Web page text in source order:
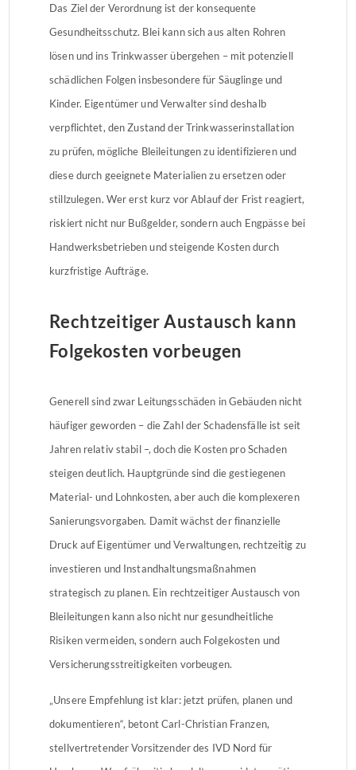
Das Ziel der Verordnung ist der konsequente
Gesundheitsschutz. Blei kann sich aus alten Rohren
lösen und ins Trinkwasser übergehen – mit potenziell
schädlichen Folgen insbesondere für Säuglinge und
Kinder. Eigentümer und Verwalter sind deshalb
verpflichtet, den Zustand der Trinkwasserinstallation
zu prüfen, mögliche Bleileitungen zu identifizieren und
diese durch geeignete Materialien zu ersetzen oder
stillzulegen. Wer erst kurz vor Ablauf der Frist reagiert,
riskiert nicht nur Bußgelder, sondern auch Engpässe bei
Handwerksbetrieben und steigende Kosten durch
kurzfristige Aufträge.
Rechtzeitiger Austausch kann
Folgekosten vorbeugen
Generell sind zwar Leitungsschäden in Gebäuden nicht
häufiger geworden – die Zahl der Schadensfälle ist seit
Jahren relativ stabil –, doch die Kosten pro Schaden
steigen deutlich. Hauptgründe sind die gestiegenen
Material- und Lohnkosten, aber auch die komplexeren
Sanierungsvorgaben. Damit wächst der finanzielle
Druck auf Eigentümer und Verwaltungen, rechtzeitig zu
investieren und Instandhaltungsmaßnahmen
strategisch zu planen. Ein rechtzeitiger Austausch von
Bleileitungen kann also nicht nur gesundheitliche
Risiken vermeiden, sondern auch Folgekosten und
Versicherungsstreitigkeiten vorbeugen.
„Unsere Empfehlung ist klar: jetzt prüfen, planen und
dokumentieren“, betont Carl-Christian Franzen,
stellvertretender Vorsitzender des IVD Nord für